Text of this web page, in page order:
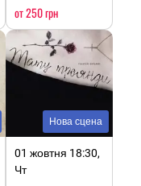
от 250 грн
Нова сцена
01 жовтня 18:30,
Чт